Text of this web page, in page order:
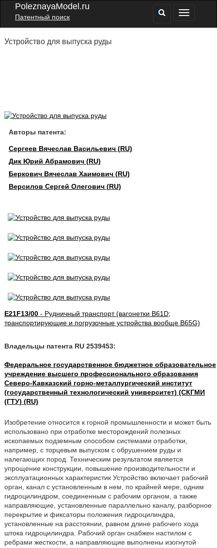
PoleznayaModel.ru
Патентный поиск
Устройство для выпуска руды
Авторы патента:
Сергеев Вячеслав Васильевич (RU)
Дик Юрий Абрамович (RU)
Беркович Вячеслав Хаимович (RU)
Версилов Сергей Олегович (RU)
E21F13/00- Рудничный транспорт (вагонетки B61D;
транспортирующие и погрузочные устройства вообще B65G)
Владельцы патента RU 2539453:
Федеральное государственное бюджетное образовательное
учреждение высшего профессионального образования
Северо-Кавказский горно-металлургический институт
(государственный технологический университет) (СКГМИ
(ГТУ) (RU)
Изобретение относится к горной промышленности и может быть
использовано при отработке месторождений полезных
ископаемых подземным способом системами отработки,
например, с торцевым выпуском с обрушением руды и
налегающих пород. Техническим результатом является
упрощение конструкции, повышение производительности и
эксплуатационных характеристик Устройство включает рабочий
орган, канал с установленным в нем, по крайней мере, одним
гидроцилиндром, соединенным с рабочим органом, а также
направляющие, установленные параллельно каналу, разборное
перекрытие и фиксаторы положения гидроцилиндра,
установленные на расстоянии, равном длине рабочего хода
штока гидроцилиндра. Рабочий орган снабжен настилом с
ребрами жесткости, а направляющие выполнены изогнутой